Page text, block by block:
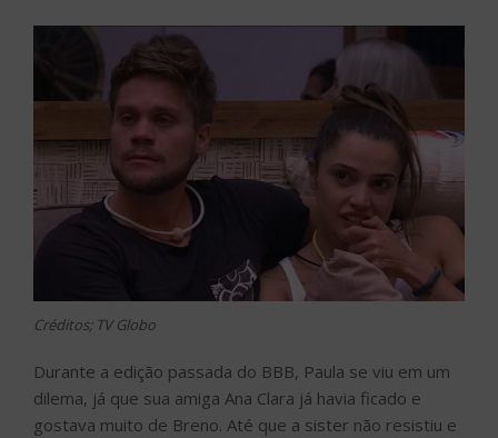
Créditos; TV Globo
Durante a edição passada do BBB, Paula se viu em um
dilema, já que sua amiga Ana Clara já havia ficado e
gostava muito de Breno. Até que a sister não resistiu e